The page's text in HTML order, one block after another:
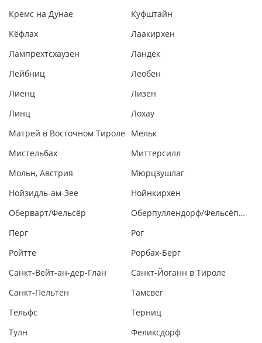
Кремс на Дунае
Куфштайн
Кёфлах
Лаакирхен
Лампрехтсхаузен
Ландек
Лейбниц
Леобен
Лиенц
Лизен
Линц
Лохау
Матрей в Восточном Тироле
Мельк
Мистельбах
Миттерсилл
Мольн, Австрия
Мюрцзушлаг
Нойзидль-ам-Зее
Нойнкирхен
Оберварт/Фельсёр
Оберпуллендорф/Фельсёпуля
Перг
Рог
Ройтте
Рорбах-Берг
Санкт-Вейт-ан-дер-Глан
Санкт-Йоганн в Тироле
Санкт-Пёльтен
Тамсвег
Тельфс
Терниц
Тулн
Феликсдорф